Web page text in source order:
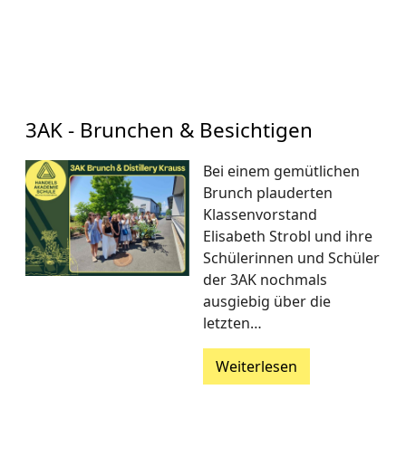
3AK - Brunchen & Besichtigen
Bei einem gemütlichen
Brunch plauderten
Klassenvorstand
Elisabeth Strobl und ihre
Schülerinnen und Schüler
der 3AK nochmals
ausgiebig über die
letzten…
Weiterlesen